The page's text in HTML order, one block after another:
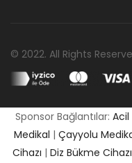
© 2022. All Rights
Sponsor Bağlantılar: Acil
Medikal | Çayyolu
Cihazı | Diz Bükme Cihazı